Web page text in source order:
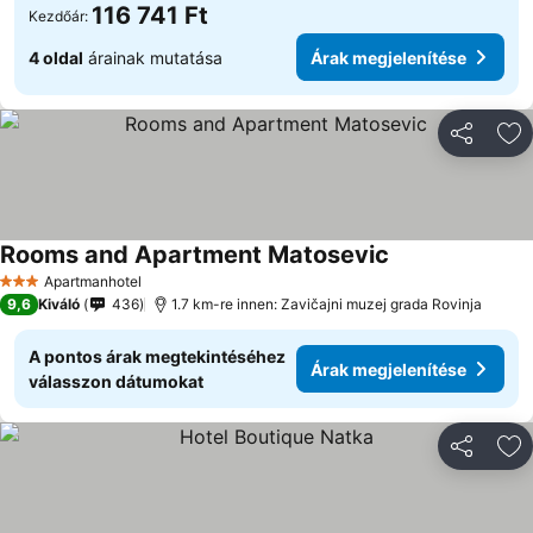
Kezdőár: 116 741 Ft
4 oldal árainak mutatása Árak megjelenítése
3 KategóriaApartmanhotel
Rooms and Apartment Matosevic
9,6 Kiváló 436 1.7 km-re innen: Zavičajni muzej grada Rovinja
A pontos árak megtekintéséhez
válasszon dátumokat
Árak megjelenítése